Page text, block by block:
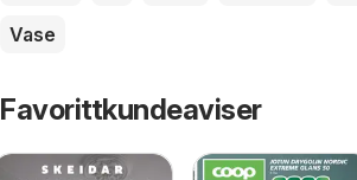
Vase
Favorittkundeaviser